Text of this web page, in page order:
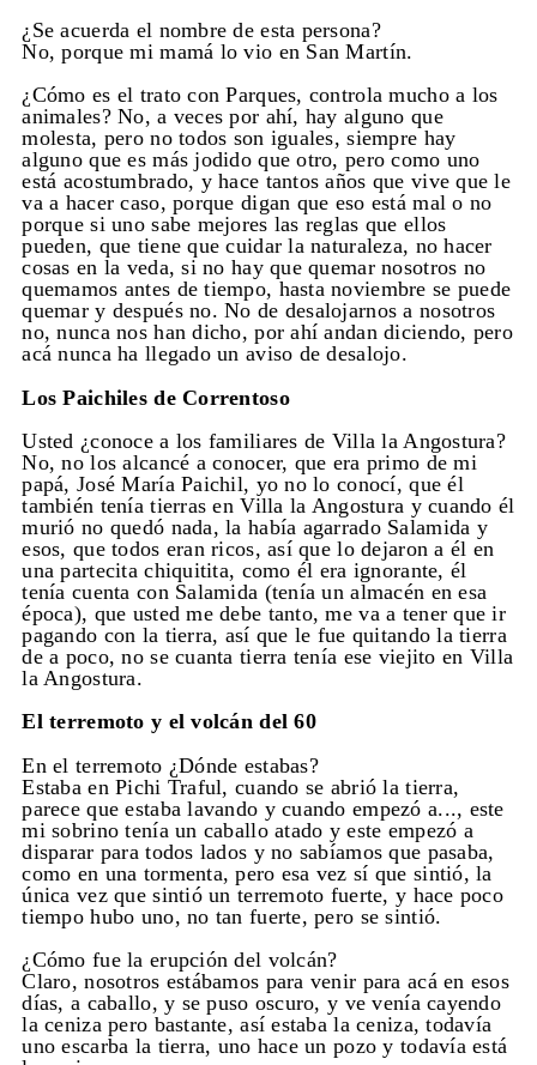
¿Se acuerda el nombre de esta persona?
No, porque mi mamá lo vio en San Martín.
¿Cómo es el trato con Parques, controla mucho a los
animales? No, a veces por ahí, hay alguno que
molesta, pero no todos son iguales, siempre hay
alguno que es más jodido que otro, pero como uno
está acostumbrado, y hace tantos años que vive que le
va a hacer caso, porque digan que eso está mal o no
porque si uno sabe mejores las reglas que ellos
pueden, que tiene que cuidar la naturaleza, no hacer
cosas en la veda, si no hay que quemar nosotros no
quemamos antes de tiempo, hasta noviembre se puede
quemar y después no. No de desalojarnos a nosotros
no, nunca nos han dicho, por ahí andan diciendo, pero
acá nunca ha llegado un aviso de desalojo.
Los Paichiles de Correntoso
Usted ¿conoce a los familiares de Villa la Angostura?
No, no los alcancé a conocer, que era primo de mi
papá, José María Paichil, yo no lo conocí, que él
también tenía tierras en Villa la Angostura y cuando él
murió no quedó nada, la había agarrado Salamida y
esos, que todos eran ricos, así que lo dejaron a él en
una partecita chiquitita, como él era ignorante, él
tenía cuenta con Salamida (tenía un almacén en esa
época), que usted me debe tanto, me va a tener que ir
pagando con la tierra, así que le fue quitando la tierra
de a poco, no se cuanta tierra tenía ese viejito en Villa
la Angostura.
El terremoto y el volcán del 60
En el terremoto ¿Dónde estabas?
Estaba en Pichi Traful, cuando se abrió la tierra,
parece que estaba lavando y cuando empezó a..., este
mi sobrino tenía un caballo atado y este empezó a
disparar para todos lados y no sabíamos que pasaba,
como en una tormenta, pero esa vez sí que sintió, la
única vez que sintió un terremoto fuerte, y hace poco
tiempo hubo uno, no tan fuerte, pero se sintió.
¿Cómo fue la erupción del volcán?
Claro, nosotros estábamos para venir para acá en esos
días, a caballo, y se puso oscuro, y ve venía cayendo
la ceniza pero bastante, así estaba la ceniza, todavía
uno escarba la tierra, uno hace un pozo y todavía está